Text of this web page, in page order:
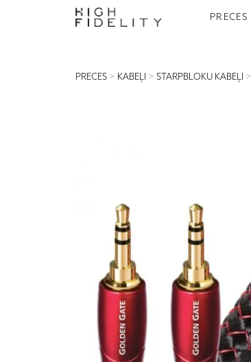
PRECES
PRECES > KABEĻI > STARPBLOKU KABEĻI >